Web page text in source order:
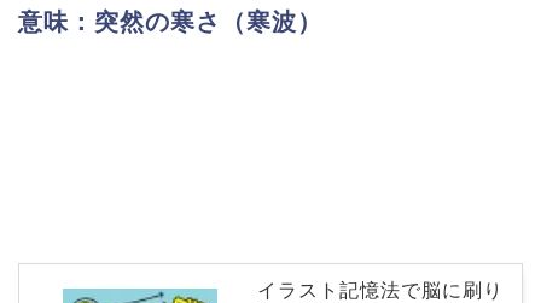
意味：突然の寒さ（寒波）
イラスト記憶法で脳に刷り